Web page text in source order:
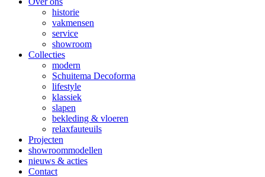
historie
vakmensen
service
showroom
Collecties
modern
Schuitema Decoforma
lifestyle
klassiek
slapen
bekleding & vloeren
relaxfauteuils
Projecten
showroommodellen
nieuws & acties
Contact